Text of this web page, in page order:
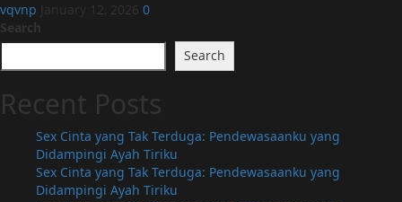
vqvnp January 12, 2026 0
Search
Search
Recent Posts
Sex Cinta yang Tak Terduga: Pendewasaanku yang
Didampingi Ayah Tiriku
Sex Cinta yang Tak Terduga: Pendewasaanku yang
Didampingi Ayah Tiriku